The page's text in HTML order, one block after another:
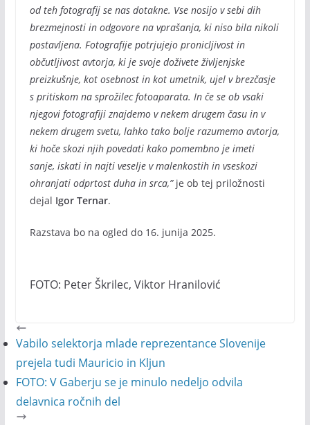
od teh fotografij se nas dotakne. Vse nosijo v sebi dih
brezmejnosti in odgovore na vprašanja, ki niso bila nikoli
postavljena. Fotografije potrjujejo pronicljivost in
občutljivost avtorja, ki je svoje doživete življenjske
preizkušnje, kot osebnost in kot umetnik, ujel v brezčasje
s pritiskom na sprožilec fotoaparata. In če se ob vsaki
njegovi fotografiji znajdemo v nekem drugem času in v
nekem drugem svetu, lahko tako bolje razumemo avtorja,
ki hoče skozi njih povedati kako pomembno je imeti
sanje, iskati in najti veselje v malenkostih in vseskozi
ohranjati odprtost duha in srca,”je ob tej priložnosti
dejal Igor Ternar.
Razstava bo na ogled do 16. junija 2025.
FOTO: Peter Škrilec, Viktor Hranilović
Vabilo selektorja mlade reprezentance Slovenije
prejela tudi Mauricio in Kljun
FOTO: V Gaberju se je minulo nedeljo odvila
delavnica ročnih del